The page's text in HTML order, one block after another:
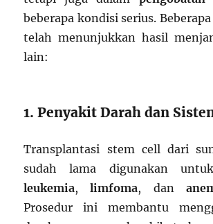
beberapa kondisi serius.
telah menunjukkan hasil
lain:
1. Penyakit Darah dan
Transplantasi stem cell dari
sudah lama digunakan
leukemia,limfoma, dan
Prosedur ini membantu